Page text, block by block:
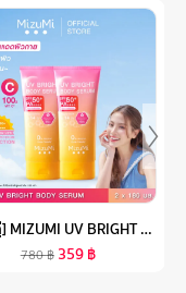
[แพ็คคู่] MIZUMI UV BRIGHT BODY SERUM (180 ML ) เซรั่มกันแดดทาผิวกาย เบาสบายผิว หอมละมุน ปกป้องผิวจากแดดและมลภาวะ
780฿ 359฿